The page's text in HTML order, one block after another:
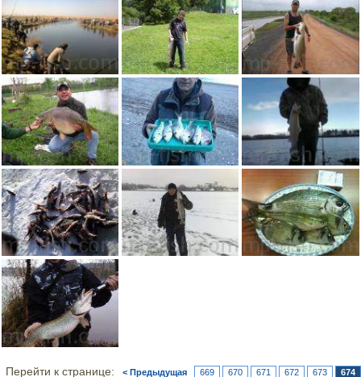
Перейти к странице: < Предыдущая 669 670 671 672 673 674